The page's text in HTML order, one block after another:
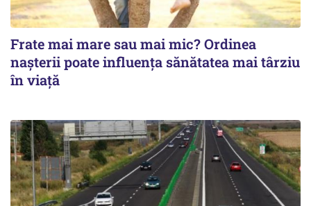
Frate mai mare sau mai mic? Ordinea
nașterii poate influența sănătatea mai târziu
în viață